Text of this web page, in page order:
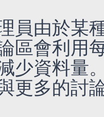
員由於某
區會利用
少資料量
更多的討